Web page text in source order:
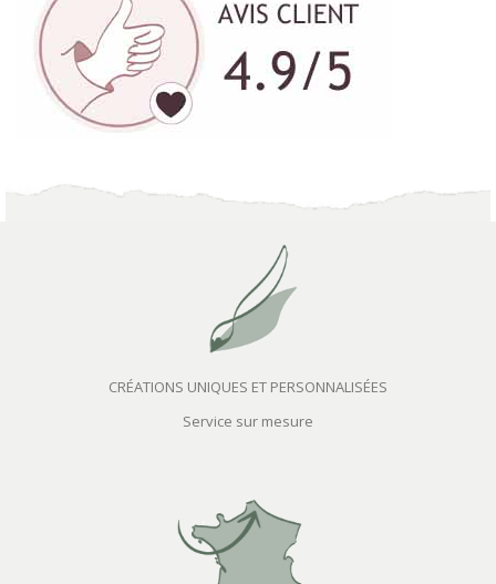
CRÉATIONS UNIQUES ET PERSONNALISÉES
Service sur mesure